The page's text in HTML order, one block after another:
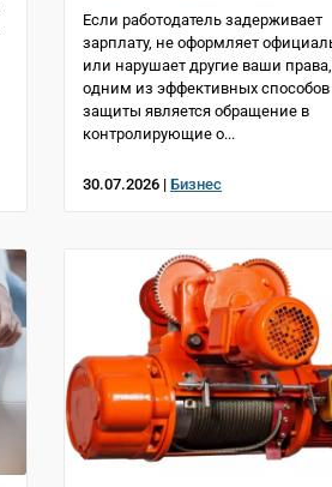
Если работодатель задерживает
зарплату, не оформляет
или нарушает другие ваши права,
одним из эффективных способов
защиты является обращение в
контролирующие о...
30.07.2026 | Бизнес